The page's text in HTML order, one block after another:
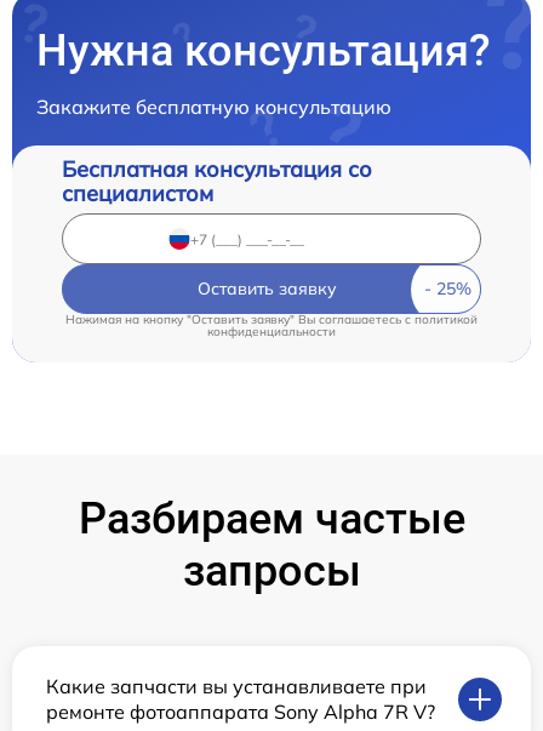
Нужна консультация?
Закажите бесплатную консультацию
Бесплатная консультация со
специалистом
Оставить заявку
Нажимая на кнопку "Оставить заявку" Вы соглашаетесь c политикой
конфиденциальности
Разбираем частые
запросы
Какие запчасти вы устанавливаете при
ремонте фотоаппарата Sony Alpha 7R V?